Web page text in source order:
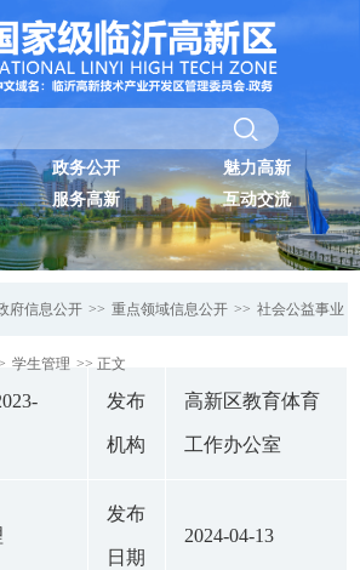
政务公开
魅力高新
服务高新
互动交流
府信息公开 >> 重点领域信息公开 >> 社会公益事业
学生管理 >> 正文
发布
机构
高新区教育体育
工作办公室
发布
日期
2024-04-13